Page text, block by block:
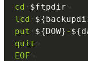
cd
$ftpdir
lcd
put
${DOW} -
quit
EOF